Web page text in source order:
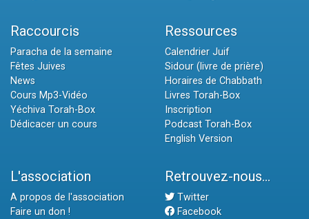
Raccourcis
Paracha de la semaine
Fêtes Juives
News
Cours Mp3-Vidéo
Yéchiva Torah-Box
Dédicacer un cours
Ressources
Calendrier Juif
Sidour (livre de prière)
Horaires de Chabbath
Livres Torah-Box
Inscription
Podcast Torah-Box
English Version
L'association
A propos de l'association
Faire un don !
Retrouvez-nous...
Twitter
Facebook